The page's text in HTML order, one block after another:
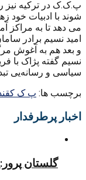
می دهد تا به مراکز
امید نسیم برادر
و بعد هم به آغوش
سیاسی و رسانه‌یی
برچسب ها: پ ک ک
اخبار پرطرفدار
گلستان